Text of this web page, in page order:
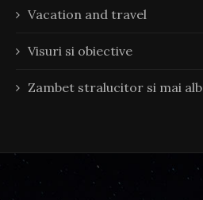
Vacation and travel
Visuri si obiective
Zambet stralucitor si mai alb